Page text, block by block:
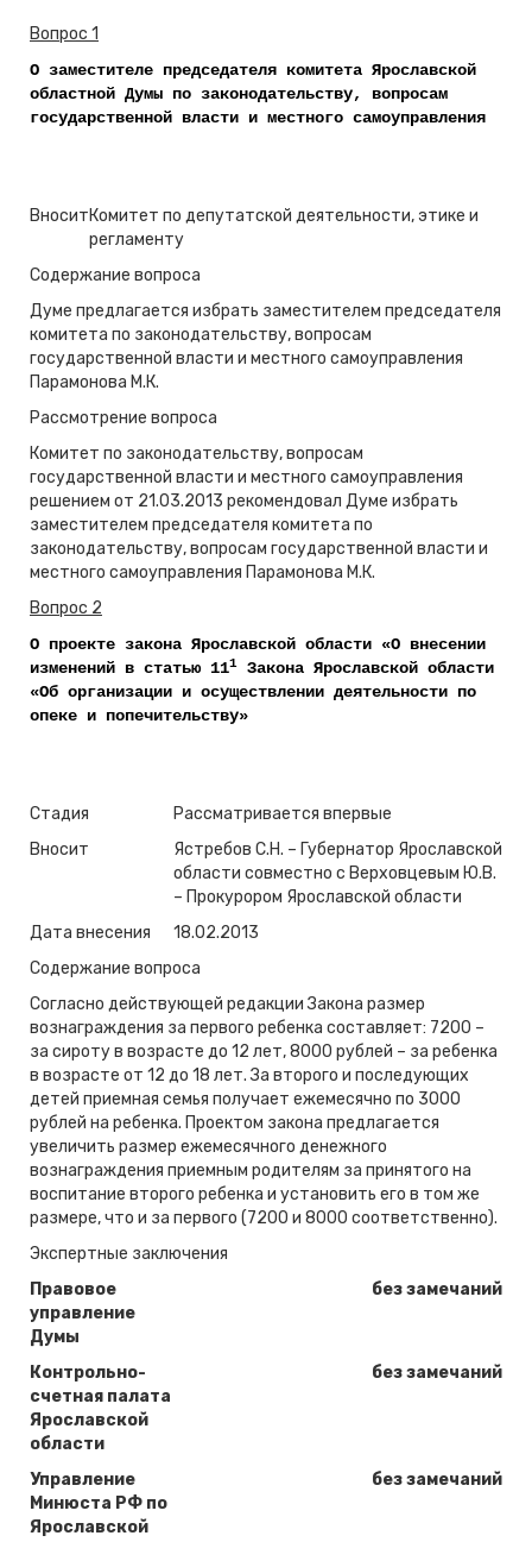
Вопрос 1
О заместителе председателя комитета Ярославской
областной Думы по законодательству, вопросам
государственной власти и местного самоуправления
ВноситКомитет по депутатской деятельности, этике и
регламенту
Содержание вопроса
Думе предлагается избрать заместителем председателя
комитета по законодательству, вопросам
государственной власти и местного самоуправления
Парамонова М.К.
Рассмотрение вопроса
Комитет по законодательству, вопросам
государственной власти и местного самоуправления
решением от 21.03.2013 рекомендовал Думе избрать
заместителем председателя комитета по
законодательству, вопросам государственной власти и
местного самоуправления Парамонова М.К.
Вопрос 2
О проекте закона Ярославской области «О внесении
изменений в статью 111
Закона Ярославской области
«Об организации и осуществлении деятельности по
опеке и попечительству»
Стадия
Рассматривается впервые
Вносит
Ястребов С.Н. – Губернатор Ярославской
области совместно с Верховцевым Ю.В.
– Прокурором Ярославской области
Дата внесения
18.02.2013
Содержание вопроса
Согласно действующей редакции Закона размер
вознаграждения за первого ребенка составляет: 7200 –
за сироту в возрасте до 12 лет, 8000 рублей – за ребенка
в возрасте от 12 до 18 лет. За второго и последующих
детей приемная семья получает ежемесячно по 3000
рублей на ребенка. Проектом закона предлагается
увеличить размер ежемесячного денежного
вознаграждения приемным родителям за принятого на
воспитание второго ребенка и установить его в том же
размере, что и за первого (7200 и 8000 соответственно).
Экспертные заключения
Правовое
управление
Думы
без замечаний
Контрольно-
счетная палата
Ярославской
области
без замечаний
Управление
Минюста РФ по
Ярославской
без замечаний